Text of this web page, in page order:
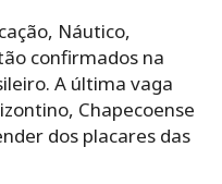
Náutico,
confirmados na
A última vaga
Chapecoense
dos placares das